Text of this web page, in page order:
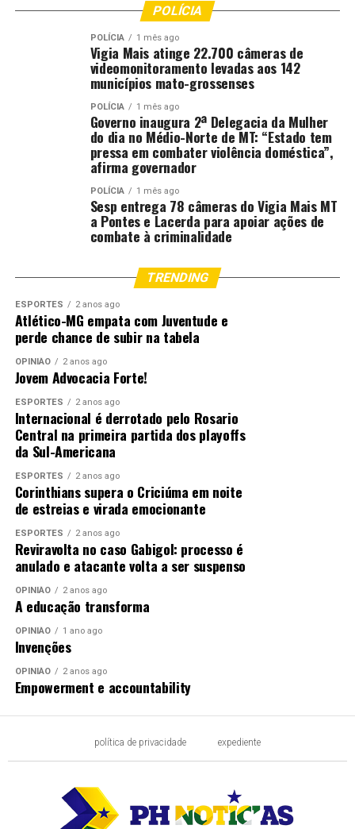
POLÍCIA
POLÍCIA 1 mês ago
Vigia Mais atinge 22.700 câmeras de
videomonitoramento levadas aos 142
municípios mato-grossenses
POLÍCIA 1 mês ago
Governo inaugura 2ª Delegacia da Mulher
do dia no Médio-Norte de MT: “Estado tem
pressa em combater violência doméstica”,
afirma governador
POLÍCIA 1 mês ago
Sesp entrega 78 câmeras do Vigia Mais MT
a Pontes e Lacerda para apoiar ações de
combate à criminalidade
TRENDING
ESPORTES 2 anos ago
Atlético-MG empata com Juventude e
perde chance de subir na tabela
OPINIÃO 2 anos ago
Jovem Advocacia Forte!
ESPORTES 2 anos ago
Internacional é derrotado pelo Rosario
Central na primeira partida dos playoffs
da Sul-Americana
ESPORTES 2 anos ago
Corinthians supera o Criciúma em noite
de estreias e virada emocionante
ESPORTES 2 anos ago
Reviravolta no caso Gabigol: processo é
anulado e atacante volta a ser suspenso
OPINIÃO 2 anos ago
A educação transforma
OPINIÃO 1 ano ago
Invenções
OPINIÃO 2 anos ago
Empowerment e accountability
política de privacidade expediente